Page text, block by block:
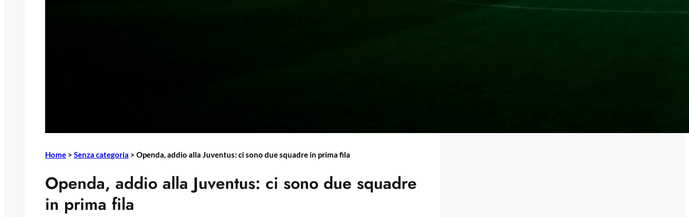
Home > Senza categoria > Openda, addio alla Juventus: ci sono due squadre in prima fila
Openda, addio alla Juventus: ci sono due squadre
in prima fila